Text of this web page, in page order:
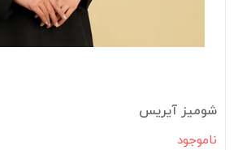
شومیز آیریس
ناموجود